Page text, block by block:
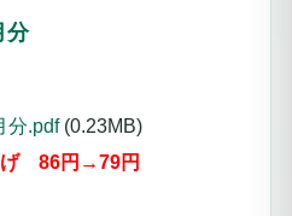
分
分.pdf (0.23MB)
げ 86円→79円